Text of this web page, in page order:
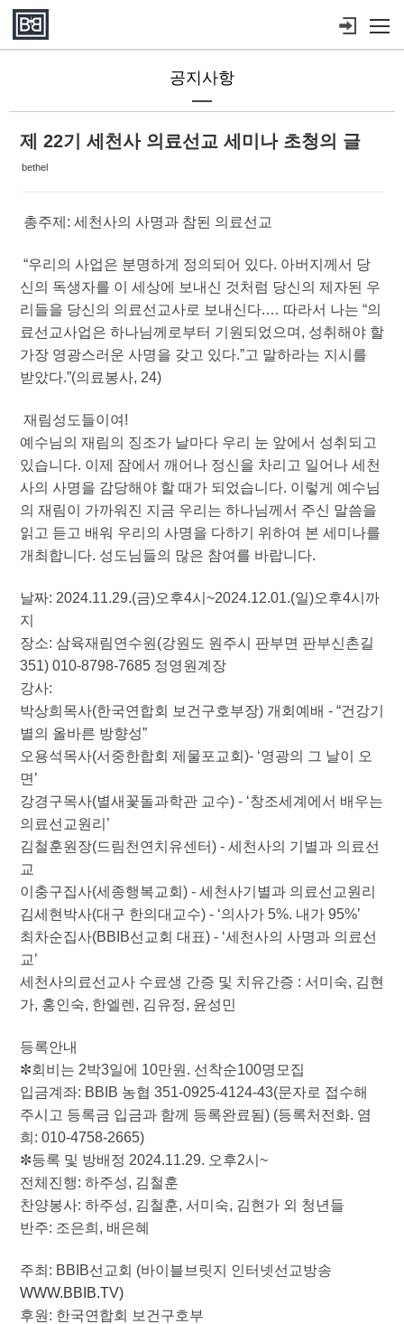
공지사항
제 22기 세천사 의료선교 세미나 초청의 글
bethel
총주제: 세천사의 사명과 참된 의료선교
“우리의 사업은 분명하게 정의되어 있다. 아버지께서 당
신의 독생자를 이 세상에 보내신 것처럼 당신의 제자된 우
리들을 당신의 의료선교사로 보내신다.… 따라서 나는 “의
료선교사업은 하나님께로부터 기원되었으며, 성취해야 할
가장 영광스러운 사명을 갖고 있다.”고 말하라는 지시를
받았다.”(의료봉사, 24)
재림성도들이여!
예수님의 재림의 징조가 날마다 우리 눈 앞에서 성취되고
있습니다. 이제 잠에서 깨어나 정신을 차리고 일어나 세천
사의 사명을 감당해야 할 때가 되었습니다. 이렇게 예수님
의 재림이 가까워진 지금 우리는 하나님께서 주신 말씀을
읽고 듣고 배워 우리의 사명을 다하기 위하여 본 세미나를
개최합니다. 성도님들의 많은 참여를 바랍니다.
날짜: 2024.11.29.(금)오후4시~2024.12.01.(일)오후4시까
지
장소: 삼육재림연수원(강원도 원주시 판부면 판부신촌길
351) 010-8798-7685 정영원계장
강사:
박상희목사(한국연합회 보건구호부장) 개회예배 - “건강기
별의 올바른 방향성”
오용석목사(서중한합회 제물포교회)- ‘영광의 그 날이 오
면’
강경구목사(별새꽃돌과학관 교수) - ‘창조세계에서 배우는
의료선교원리’
김철훈원장(드림천연치유센터) - 세천사의 기별과 의료선
교
이충구집사(세종행복교회) - 세천사기별과 의료선교원리
김세현박사(대구 한의대교수) - ‘의사가 5%. 내가 95%’
최차순집사(BBIB선교회 대표) - ‘세천사의 사명과 의료선
교’
세천사의료선교사 수료생 간증 및 치유간증 : 서미숙, 김현
가, 홍인숙, 한엘렌, 김유정, 윤성민
등록안내
✼회비는 2박3일에 10만원. 선착순100명모집
입금계좌: BBIB 농협 351-0925-4124-43(문자로 접수해
주시고 등록금 입금과 함께 등록완료됨) (등록처전화. 염
희: 010-4758-2665)
✼등록 및 방배정 2024.11.29. 오후2시~
전체진행: 하주성, 김철훈
찬양봉사: 하주성, 김철훈, 서미숙, 김현가 외 청년들
반주: 조은희, 배은혜
주최: BBIB선교회 (바이블브릿지 인터넷선교방송
WWW.BBIB.TV)
후원: 한국연합회 보건구호부